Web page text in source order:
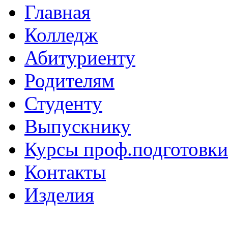
Главная
Колледж
Абитуриенту
Родителям
Студенту
Выпускнику
Курсы проф.подготовки
Контакты
Изделия